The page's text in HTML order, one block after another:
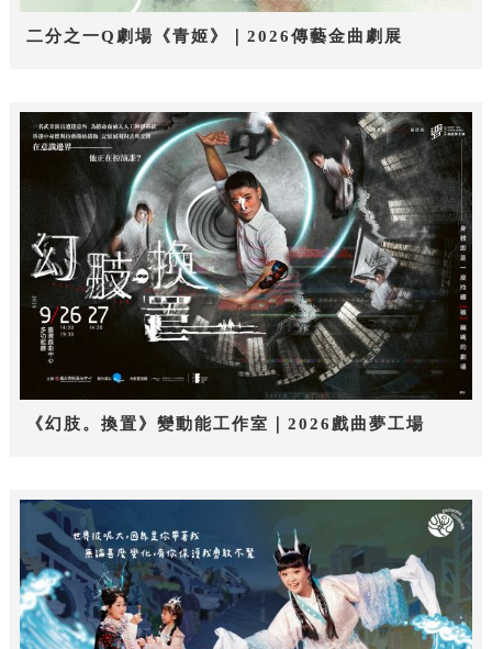
二分之一Q劇場《青姬》｜2026傳藝金曲劇展
《幻肢。換置》變動能工作室｜2026戲曲夢工場